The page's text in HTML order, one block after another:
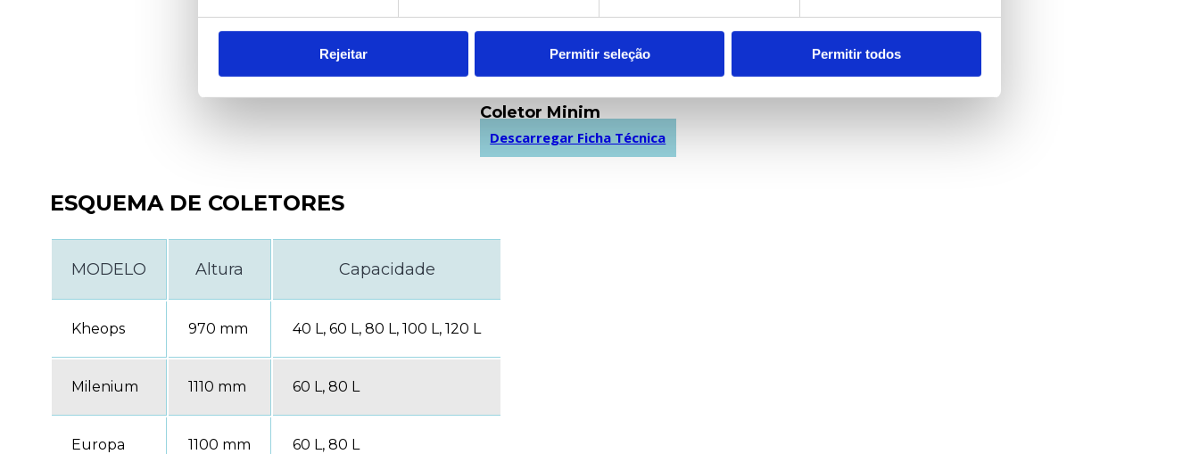
Rejeitar Permitir seleção Permitir todos
Coletor Minim
Descarregar Ficha Técnica
ESQUEMA DE COLETORES
MODELO Altura Capacidade
Kheops 970 mm 40 L, 60 L, 80 L, 100 L, 120 L
Milenium 1110 mm 60 L, 80 L
Europa 1100 mm 60 L, 80 L